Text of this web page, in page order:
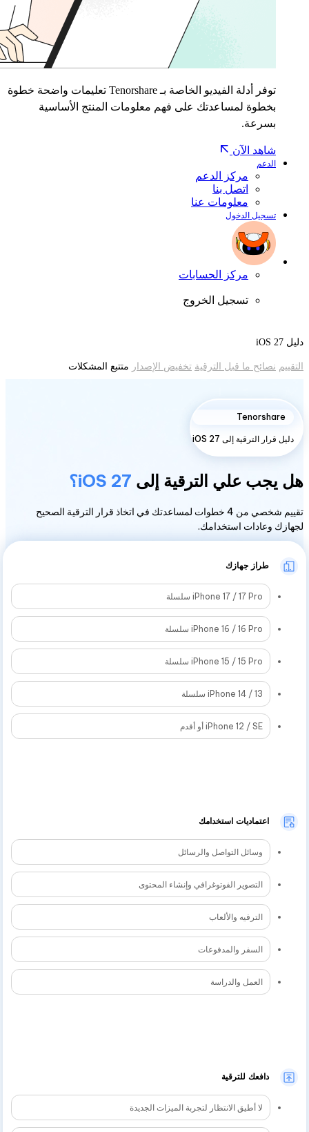
توفر أدلة الفيديو الخاصة بـ Tenorshare تعليمات واضحة خطوة
بخطوة لمساعدتك على فهم معلومات المنتج الأساسية
بسرعة.
شاهد الآن
الدعم
مركز الدعم
اتصل بنا
معلومات عنا
تسجيل الدخول
مركز الحسابات
تسجيل الخروج
دليل iOS 27
التقييم نصائح ما قبل الترقية تخفيض الإصدار متتبع المشكلات
Tenorshare
دليل قرار الترقية إلى iOS 27
هل يجب علي الترقية إلى iOS 27؟
تقييم شخصي من 4 خطوات لمساعدتك في اتخاذ قرار الترقية الصحيح
لجهازك وعادات استخدامك.
طراز جهازك
iPhone 17 / 17 Pro سلسلة
iPhone 16 / 16 Pro سلسلة
iPhone 15 / 15 Pro سلسلة
iPhone 14 / 13 سلسلة
iPhone 12 / SE أو أقدم
اعتماديات استخدامك
وسائل التواصل والرسائل
التصوير الفوتوغرافي وإنشاء المحتوى
الترفيه والألعاب
السفر والمدفوعات
العمل والدراسة
دافعك للترقية
لا أطيق الانتظار لتجربة الميزات الجديدة